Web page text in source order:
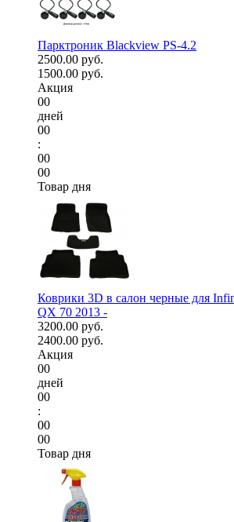
Парктроник Blackview PS-4.2
2500.00 руб.
1500.00 руб.
Акция
00
дней
00
:
00
00
Товар дня
Коврики 3D в салон черные для
QX 70 2013 -
3200.00 руб.
2400.00 руб.
Акция
00
дней
00
:
00
00
Товар дня